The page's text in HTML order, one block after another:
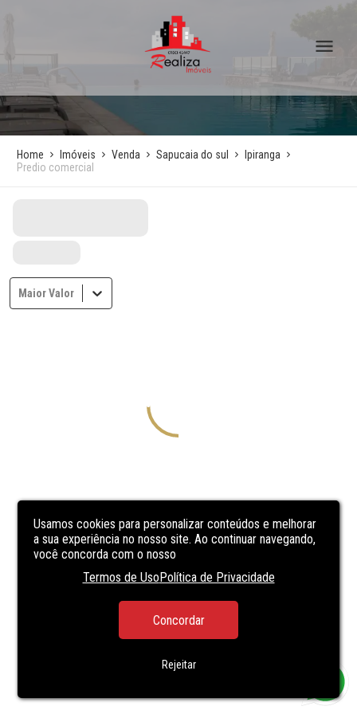
Usamos cookies para personalizar conteúdos e melhorar
a sua experiência no nosso site. Ao continuar navegando,
você concorda com o nosso
Termos de UsoPolítica de Privacidade
Concordar
Rejeitar
Home Imóveis Venda Sapucaia do sul
Ipiranga
Predio comercial
Maior Valor